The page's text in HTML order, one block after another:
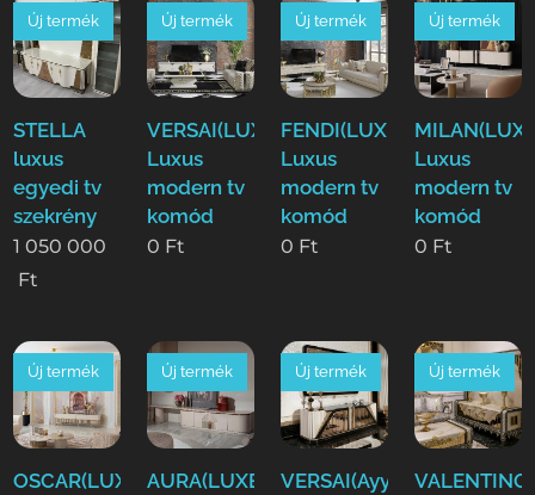
STELLA
luxus
egyedi tv
szekrény
Új termék
1 050 000
Ft
VERSAI(LUXE)
Luxus
modern tv
komód
Új termék
0 Ft
FENDI(LUXE)
Luxus
modern tv
komód
Új termék
0 Ft
Luxus
modern tv
komód
Új termék
0 Ft
OSCAR(LUXE)
Új termék
AURA(LUXE)
Új termék
VERSAI(Ayy)
Új termék Új termék